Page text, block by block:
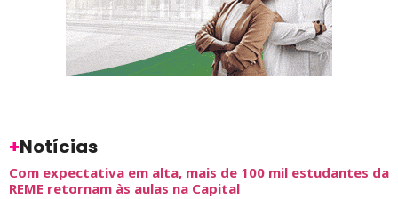
+Notícias
Com expectativa em alta, mais de 100 mil estudantes da
REME retornam às aulas na Capital